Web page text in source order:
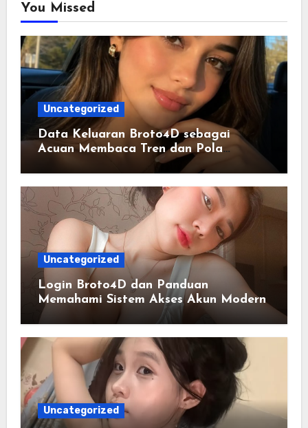
You Missed
Uncategorized
Data Keluaran Broto4D sebagai
Acuan Membaca Tren dan Pola
Uncategorized
Login Broto4D dan Panduan
Memahami Sistem Akses Akun Modern
Uncategorized